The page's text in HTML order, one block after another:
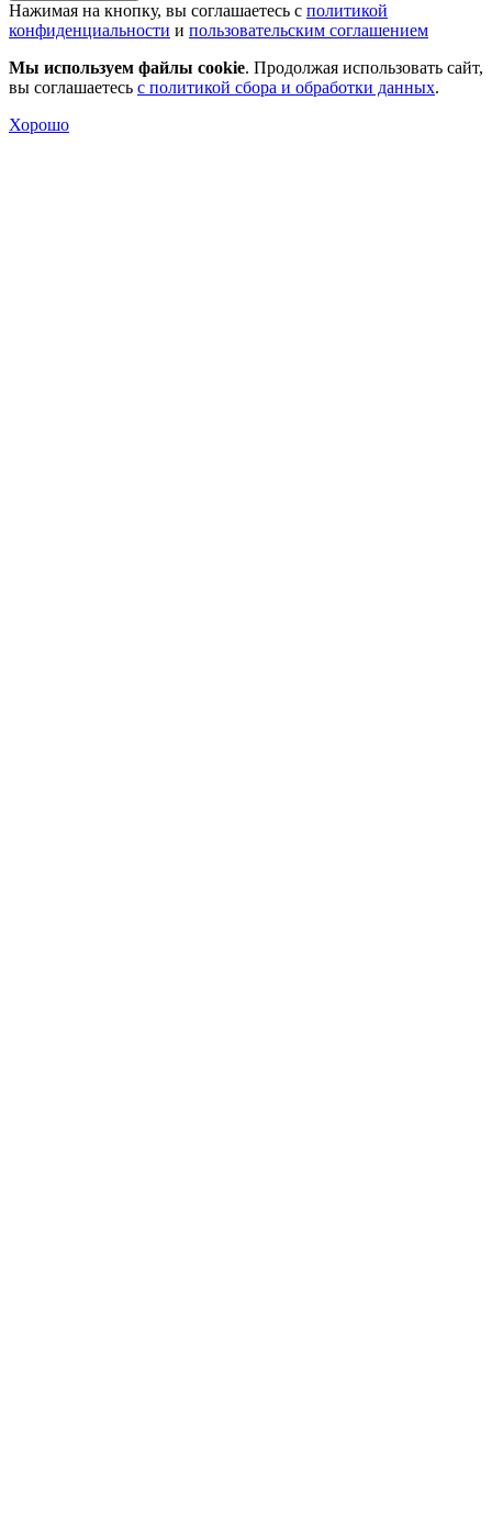
Нажимая на кнопку, вы соглашаетесь с политикой
конфиденциальности и пользовательским соглашением
Мы используем файлы cookie. Продолжая использовать сайт,
вы соглашаетесь с политикой сбора и обработки данных.
Хорошо